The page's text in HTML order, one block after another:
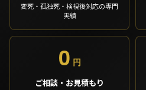
変死・孤独死・検視後対応の専門
実績
0 円
ご相談・お見積もり